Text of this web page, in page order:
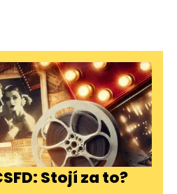
Stojí za to?